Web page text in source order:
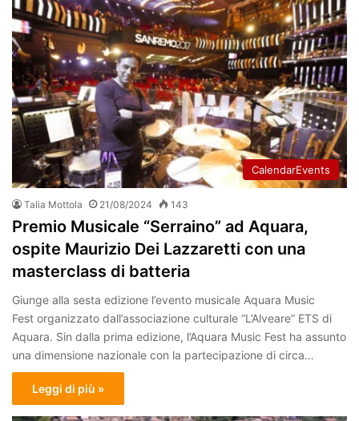
CalendarEvents
Talia Mottola 21/08/2024 143
Premio Musicale “Serraino” ad Aquara,
ospite Maurizio Dei Lazzaretti con una
masterclass di batteria
Giunge alla sesta edizione l’evento musicale Aquara Music
Fest organizzato dall’associazione culturale “L’Alveare” ETS di
Aquara. Sin dalla prima edizione, l’Aquara Music Fest ha assunto
una dimensione nazionale con la partecipazione di circa…
Leggi di più »